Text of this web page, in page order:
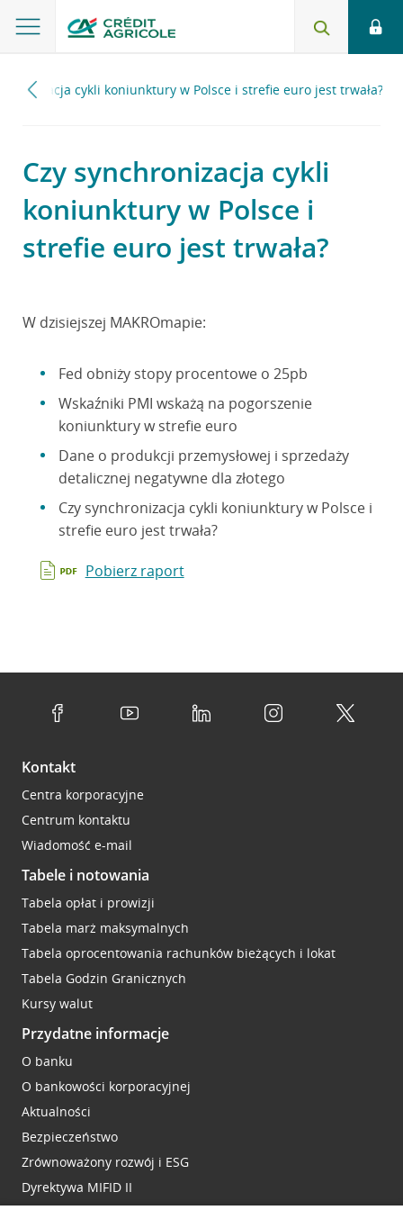
cykli koniunktury w Polsce i strefie euro jest trwała?
Czy synchronizacja cykli
koniunktury w Polsce i
strefie euro jest trwała?
W dzisiejszej MAKROmapie:
Fed obniży stopy procentowe o 25pb
Wskaźniki PMI wskażą na pogorszenie
koniunktury w strefie euro
Dane o produkcji przemysłowej i sprzedaży
detalicznej negatywne dla złotego
Czy synchronizacja cykli koniunktury w Polsce i
strefie euro jest trwała?
Pobierz raport
Kontakt
Centra korporacyjne
Centrum kontaktu
Wiadomość e-mail
Tabele i notowania
Tabela opłat i prowizji
Tabela marż maksymalnych
Tabela oprocentowania rachunków bieżących i lokat
Tabela Godzin Granicznych
Kursy walut
Przydatne informacje
O banku
O bankowości korporacyjnej
Aktualności
Bezpieczeństwo
Zrównoważony rozwój i ESG
Dyrektywa MIFID II